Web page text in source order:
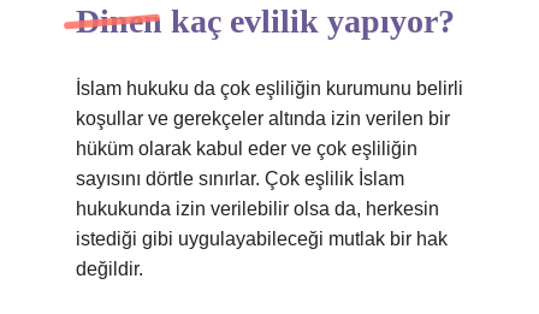
Dinen kaç evlilik yapıyor?
İslam hukuku da çok eşliliğin kurumunu belirli
koşullar ve gerekçeler altında izin verilen bir
hüküm olarak kabul eder ve çok eşliliğin
sayısını dörtle sınırlar. Çok eşlilik İslam
hukukunda izin verilebilir olsa da, herkesin
istediği gibi uygulayabileceği mutlak bir hak
değildir.